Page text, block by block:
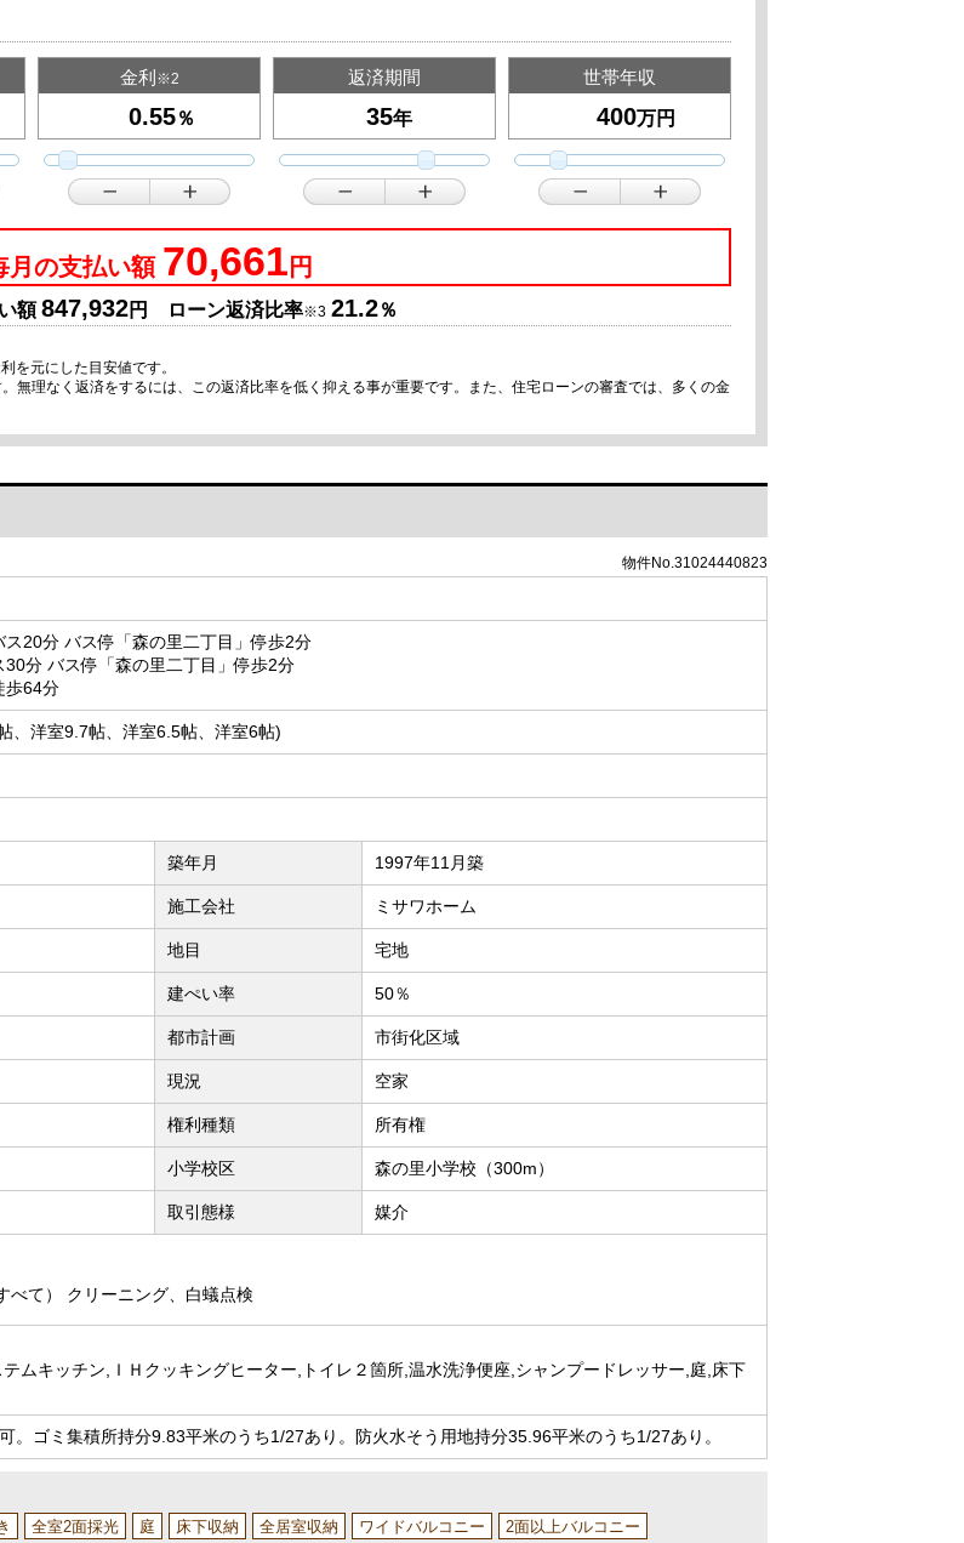
金利 ※2
％
返済期間
年
世帯年収
万円
月の支払い額 70,661 円
額 847,932円 ローン返済比率※3 21.2％
元にした目安値です。
理なく返済をするには、この返済比率を低く抑える事が重要です。また、住宅ローンの審査では、多くの金
物件No.31024440823
20分 バス停「森の里二丁目」停歩2分
分 バス停「森の里二丁目」停歩2分
歩64分
、洋室9.7帖、洋室6.5帖、洋室6帖)
築年月 1997年11月築
施工会社 ミサワホーム
地目 宅地
建ぺい率 50％
都市計画 市街化区域
現況 空家
権利種類 所有権
小学校区 森の里小学校（300m）
取引態様 媒介
べて） クリーニング、白蟻点検
ムキッチン,ＩＨクッキングヒーター,トイレ２箇所,温水洗浄便座,シャンプードレッサー,庭,床下
。ゴミ集積所持分9.83平米のうち1/27あり。防火水そう用地持分35.96平米のうち1/27あり。
全室2面採光 庭 床下収納 全居室収納 ワイドバルコニー 2面以上バルコニー